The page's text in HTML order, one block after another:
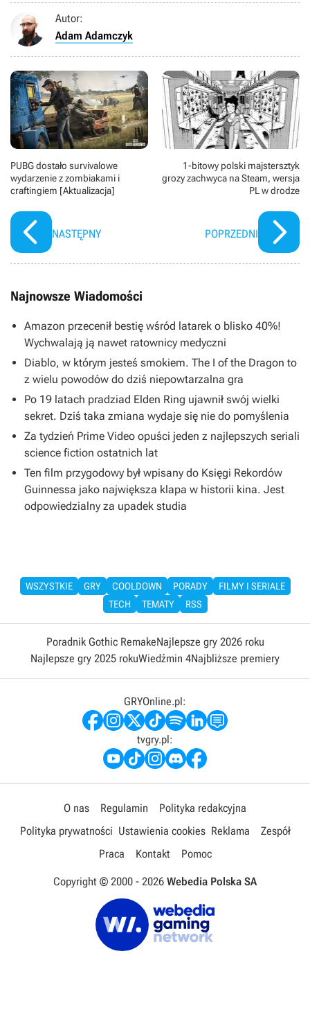
Autor:
Adam Adamczyk
PUBG dostało survivalowe
wydarzenie z zombiakami i
craftingiem [Aktualizacja]
NASTĘPNY
1-bitowy polski majstersztyk
grozy zachwyca na Steam, wersja
PL w drodze
POPRZEDNI
Najnowsze Wiadomości
Amazon przecenił bestię wśród latarek o blisko 40%!
Wychwalają ją nawet ratownicy medyczni
Diablo, w którym jesteś smokiem. The I of the Dragon to
z wielu powodów do dziś niepowtarzalna gra
Po 19 latach pradziad Elden Ring ujawnił swój wielki
sekret. Dziś taka zmiana wydaje się nie do pomyślenia
Za tydzień Prime Video opuści jeden z najlepszych seriali
science fiction ostatnich lat
Ten film przygodowy był wpisany do Księgi Rekordów
Guinnessa jako największa klapa w historii kina. Jest
odpowiedzialny za upadek studia
WSZYSTKIE GRY COOLDOWN PORADY
FILMY I SERIALE
TECH
TEMATY RSS
Poradnik Gothic RemakeNajlepsze gry 2026 roku
Najlepsze gry 2025 rokuWiedźmin 4Najbliższe premiery
GRYOnline.pl:
tvgry.pl:
O nas Regulamin
Polityka redakcyjna
Polityka prywatności Ustawienia cookies Reklama
Zespół
Praca
Kontakt Pomoc
Copyright © 2000 - 2026 Webedia Polska SA